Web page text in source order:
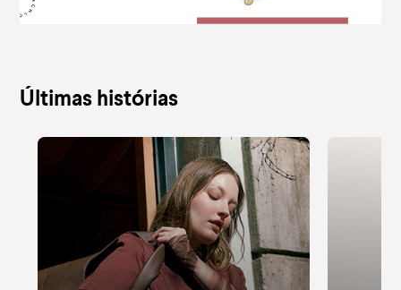
Últimas histórias